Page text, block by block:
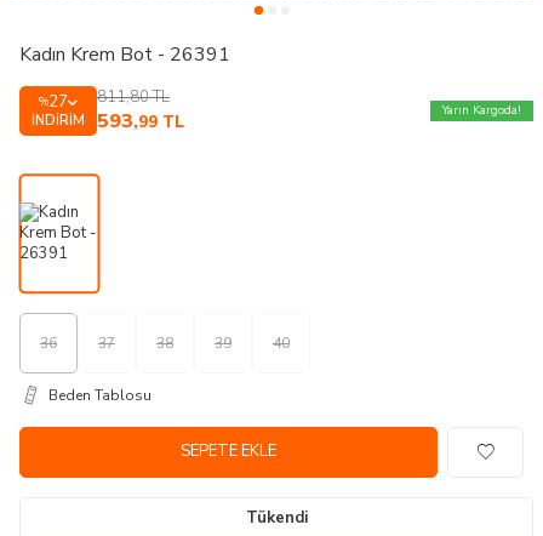
Kadın Krem Bot - 26391
%27
İNDIRIM
811,80TL
593,99 TL
Yarın Kargoda!
36 37 38 39 40
Beden Tablosu
SEPETE EKLE
Tükendi